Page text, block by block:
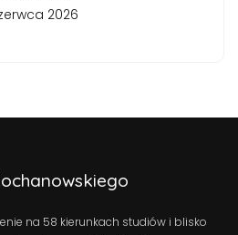
2026
na 58 kierunkach studiów i blisko